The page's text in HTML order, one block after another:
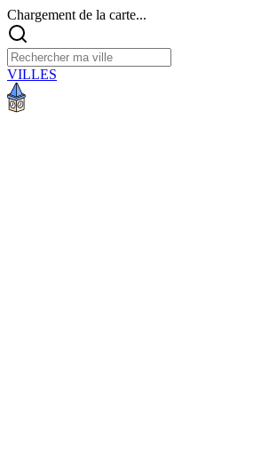
Chargement de la carte...
VILLES